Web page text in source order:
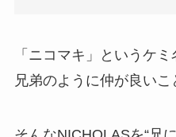
「ニコマキ」というケ
兄弟のように仲が良いこ